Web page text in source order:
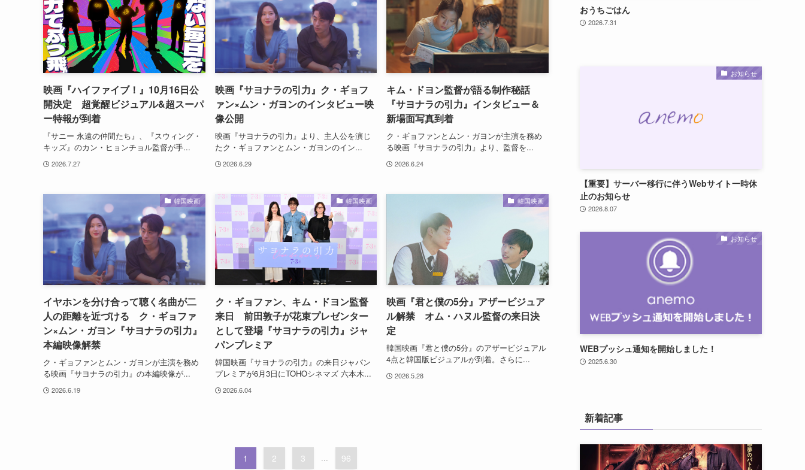
映画『ハイファイブ！』10月16日公
開決定 超覚醒ビジュアル&超スーパ
ー特報が到着
『サニー 永遠の仲間たち』、『スウィング・
キッズ』のカン・ヒョンチョル監督が手...
2026.7.27
映画『サヨナラの引力』ク・ギョフ
ァン×ムン・ガヨンのインタビュー映
像公開
映画『サヨナラの引力』より、主人公を演じ
たク・ギョファンとムン・ガヨンのイン...
2026.6.29
キム・ドヨン監督が語る制作秘話
『サヨナラの引力』インタビュー＆
新場面写真到着
ク・ギョファンとムン・ガヨンが主演を務め
る映画『サヨナラの引力』より、監督を...
2026.6.24
韓国映画
イヤホンを分け合って聴く名曲が二
人の距離を近づける ク・ギョファ
ン×ムン・ガヨン『サヨナラの引力』
本編映像解禁
ク・ギョファンとムン・ガヨンが主演を務め
る映画『サヨナラの引力』の本編映像が...
2026.6.19
韓国映画
ク・ギョファン、キム・ドヨン監督
来日 前田敦子が花束プレゼンター
として登場『サヨナラの引力』ジャ
パンプレミア
韓国映画『サヨナラの引力』の来日ジャパン
プレミアが6月3日にTOHOシネマズ 六本木...
2026.6.04
韓国映画
映画『君と僕の5分』アザービジュア
ル解禁 オム・ハヌル監督の来日決
定
韓国映画『君と僕の5分』のアザービジュアル
4点と韓国版ビジュアルが到着。さらに...
2026.5.28
1 2 3 ... 96
おうちごはん
2026.7.31
お知らせ
【重要】サーバー移行に伴うWebサイト一時休
止のお知らせ
2026.8.07
お知らせ
WEBプッシュ通知を開始しました！
2025.6.30
新着記事